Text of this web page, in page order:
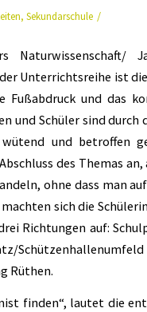
, Sekundarschule /
Naturwissenschaft/
Unterrichtsreihe ist
Fußabdruck und das
und Schüler sind durch
und betroffen
des Themas
ohne dass man
sich die
Richtungen auf:
Rüthen.
finden“, lautet die